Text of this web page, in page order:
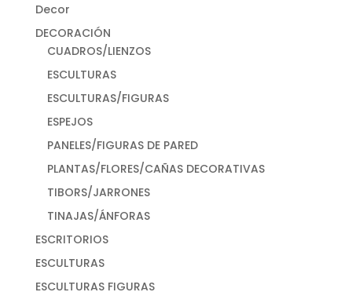
Decor
DECORACIÓN
CUADROS/LIENZOS
ESCULTURAS
ESCULTURAS/FIGURAS
ESPEJOS
PANELES/FIGURAS DE PARED
PLANTAS/FLORES/CAÑAS DECORATIVAS
TIBORS/JARRONES
TINAJAS/ÁNFORAS
ESCRITORIOS
ESCULTURAS
ESCULTURAS FIGURAS